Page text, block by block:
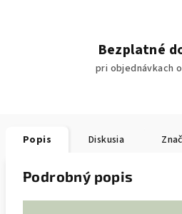
Bezplatné
pri objednávkach
Popis Diskusia
Podrobný popis